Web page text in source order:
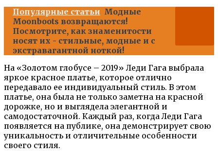
Популярные статьи Модные
Moonboots возвращаются!
Посмотрите, как знаменитости
носят их - стильные, модные и с
экстравагантной ноткой!
На «Золотом глобусе – 2019» Леди Гага выбрала
яркое красное платье, которое отлично
передавало ее индивидуальный стиль. В этом
платье, она была не только заметна на красной
дорожке, но и выглядела элегантной и
самодостаточной. Каждый раз, когда Леди Гага
появляется на публике, она демонстрирует свою
уникальность и отличительные особенности
своего стиля.